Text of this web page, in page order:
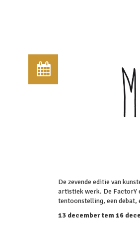
De zevende editie van
artistiek werk. De FactorY
tentoonstelling, een debat,
13 december tem 16